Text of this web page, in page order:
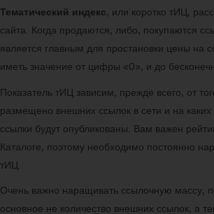
Тематический индекс, или коротко тИЦ,
сайта. Когда продаются, либо, покупаются
является главным для простановки цены на
иметь значение от цифры «0», и до
Показатель тИЦ зависим, прежде всего, от
размещено внешних ссылок в сети и на каких
ссылки будут опубликованы. Вам важен
Каталоге, поэтому необходимо постоянно
тИЦ.
Очень важно наращивать ссылочную массу,
основное не количество внешних ссылок, а